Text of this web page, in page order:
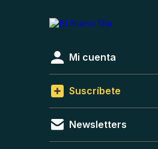
Mi cuenta
Suscríbete
Newsletters